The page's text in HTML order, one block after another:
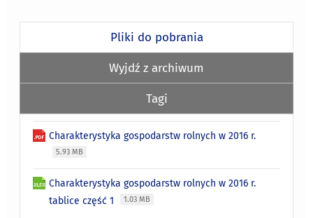
Pliki do pobrania
Wyjdź z archiwum
Tagi
Charakterystyka gospodarstw rolnych w 2016 r.
5.93 MB
Charakterystyka gospodarstw rolnych w 2016 r.
tablice część 1
1.03 MB